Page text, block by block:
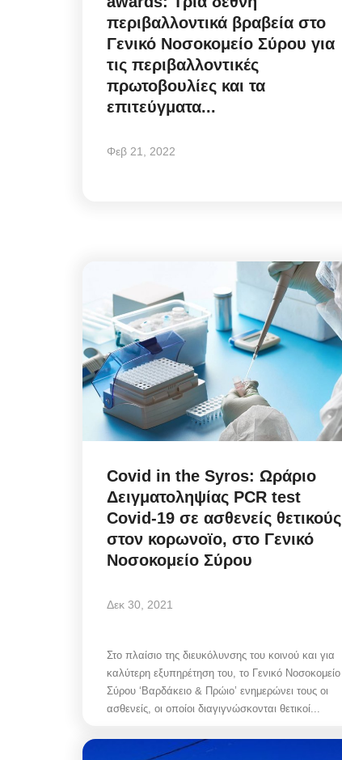
περιβαλλοντικά βραβεία στο
Γενικό Νοσοκομείο Σύρου για
τις περιβαλλοντικές
πρωτοβουλίες και τα
επιτεύγματα...
Φεβ 21, 2022
Covid in the Syros: Ωράριο
Δειγματοληψίας PCR test
Covid-19 σε ασθενείς θετικούς
στον κορωνοϊο, στο Γενικό
Νοσοκομείο Σύρου
Δεκ 30, 2021
Στο πλαίσιο της διευκόλυνσης του κοινού και για
καλύτερη εξυπηρέτηση του, το Γενικό Νοσοκομείο
Σύρου ‘Βαρδάκειο & Πρώιο’ ενημερώνει τους οι
ασθενείς, οι οποίοι διαγιγνώσκονται θετικοί...
Mykonos Δ.Ε.Υ.Α. Μυκόνου